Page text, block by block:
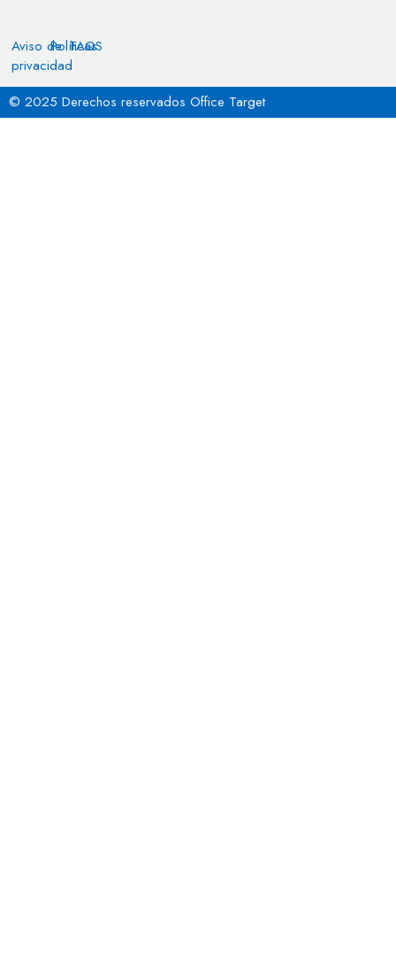
Aviso de
privacidad
Políticas
FAQS
© 2025 Derechos reservados Office Target